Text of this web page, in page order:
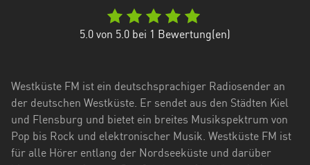
Niedersachsen
Nordrhein-
5.0 von 5.0 bei 1 Bewertung(en)
Westküste FM ist ein deutschsprachiger Radiosender an
der deutschen Westküste. Er sendet aus den Städten Kiel
und Flensburg und bietet ein breites Musikspektrum von
Pop bis Rock und elektronischer Musik. Westküste FM ist
für alle Hörer entlang der Nordseeküste und darüber